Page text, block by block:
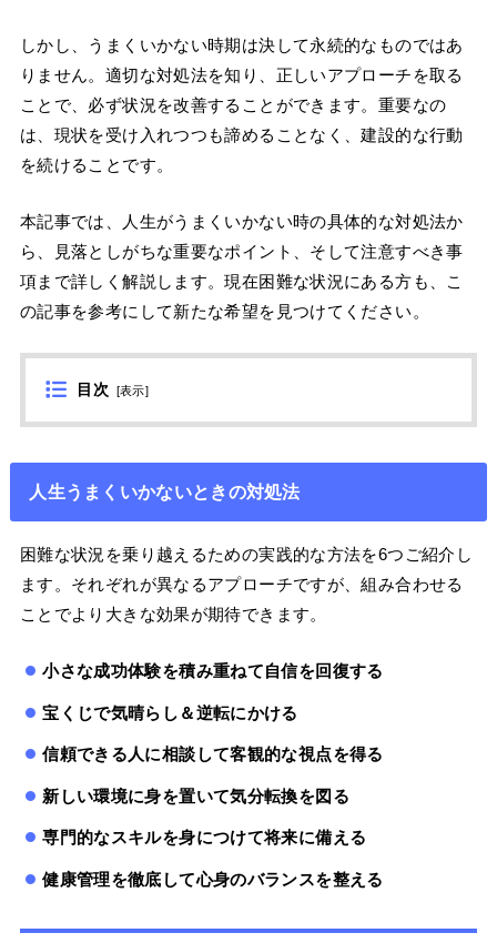
しかし、うまくいかない時期は決して永続的なものではあ
りません。適切な対処法を知り、正しいアプローチを取る
ことで、必ず状況を改善することができます。重要なの
は、現状を受け入れつつも諦めることなく、建設的な行動
を続けることです。
本記事では、人生がうまくいかない時の具体的な対処法か
ら、見落としがちな重要なポイント、そして注意すべき事
項まで詳しく解説します。現在困難な状況にある方も、こ
の記事を参考にして新たな希望を見つけてください。
目次 [表示]
人生うまくいかないときの対処法
困難な状況を乗り越えるための実践的な方法を6つご紹介し
ます。それぞれが異なるアプローチですが、組み合わせる
ことでより大きな効果が期待できます。
小さな成功体験を積み重ねて自信を回復する
宝くじで気晴らし＆逆転にかける
信頼できる人に相談して客観的な視点を得る
新しい環境に身を置いて気分転換を図る
専門的なスキルを身につけて将来に備える
健康管理を徹底して心身のバランスを整える